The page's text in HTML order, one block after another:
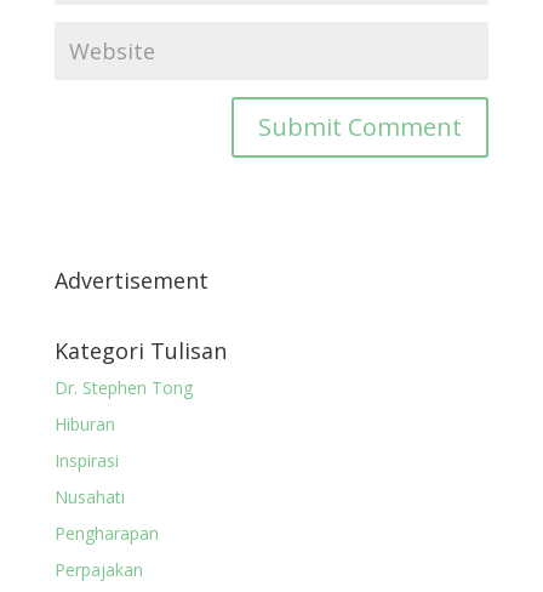
Advertisement
Kategori Tulisan
Dr. Stephen Tong
Hiburan
Inspirasi
Nusahati
Pengharapan
Perpajakan